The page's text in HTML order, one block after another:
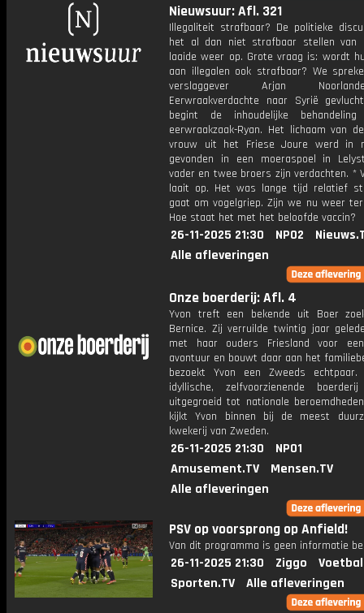
Nieuwsuur: Afl. 321
Illegaliteit strafbaar? De politieke
het al dan niet strafbaar stellen van
laaide weer op. Grote vraag is: wordt
aan illegalen ook strafbaar? We
verslaggever Arjan
Eerwraakverdachte naar Syrië
begint de inhoudelijke
eerwraakzaak-Ryan. Het lichaam van
vrouw uit het Friese Joure werd in
gevonden in een moeraspoel in
vader en twee broers zijn verdachten. *
laait op. Het was lange tijd relatief
gaat om vogelgriep. Zijn we nu weer
Hoe staat het met het beloofde vaccin?
26-11-2025 21:30 NPO2
Alle afleveringen
Onze boerderij: Afl. 4
Yvon treft een bekende uit Boer
Bernice. Zij verruilde twintig jaar
met haar ouders Friesland voor
avontuur en bouwt daar aan het
bezoekt Yvon een Zweeds
idyllische, zelfvoorzienende
uitgegroeid tot nationale
kijkt Yvon binnen bij de meest
kwekerij van Zweden.
26-11-2025 21:30
NPO1
Amusement.TV
Mensen.TV
Alle afleveringen
PSV op voorsprong op Anfield!
Van dit programma is geen informatie
26-11-2025 21:30 Ziggo
Sporten.TV
Alle afleveringen